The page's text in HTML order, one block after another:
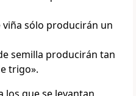
sólo producirán un
semilla producirán tan
trigo».